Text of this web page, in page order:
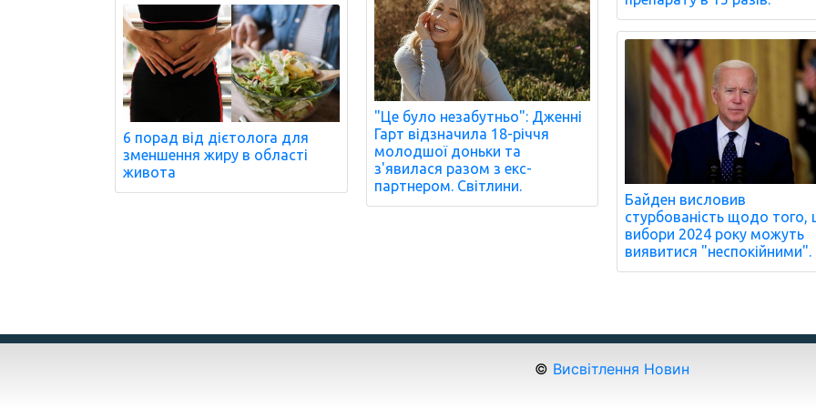
6 порад від дієтолога для
зменшення жиру в області
живота
"Це було незабутньо": Дженні
Гарт відзначила 18-річчя
молодшої доньки та
з'явилася разом з екс-
партнером. Світлини.
Байден висловив
стурбованість щодо того,
вибори 2024 року можуть
виявитися "неспокійними".
© Висвітлення Новин